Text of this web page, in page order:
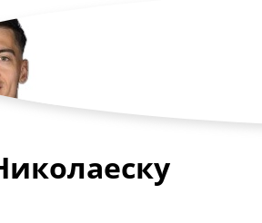
футбола Украины
комментарии
прогнозов
Рейтинги